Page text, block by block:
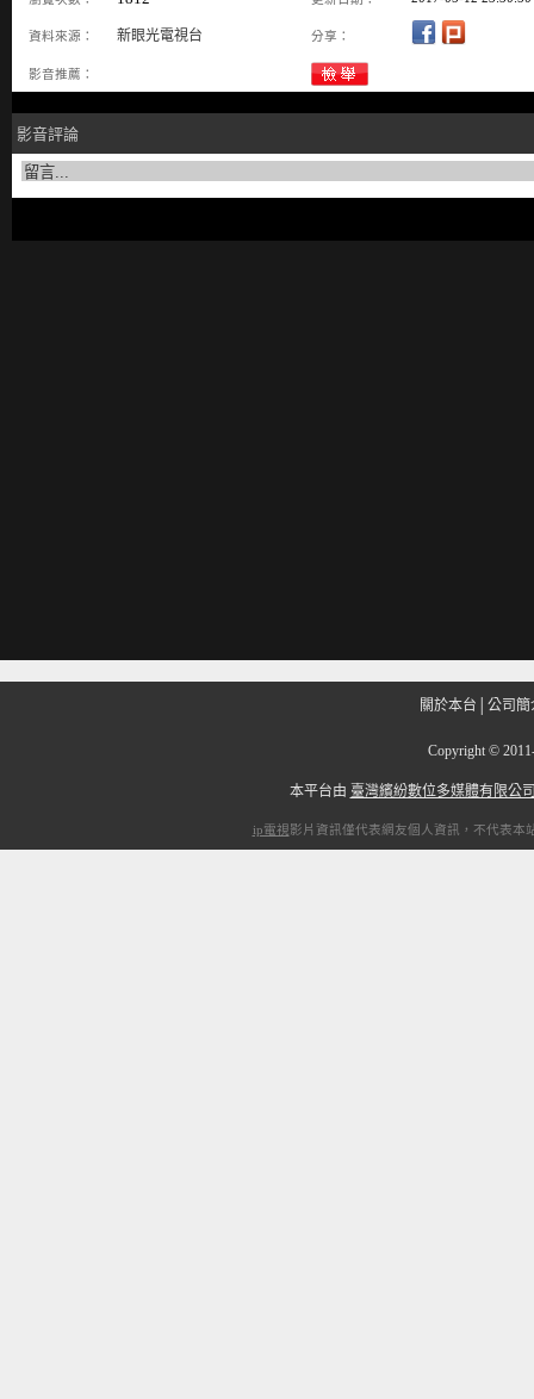
資料來源： 新眼光電視台 分享：
影音推薦：
影音評論
關於本台 公司簡
Copyright ©
本平台由 臺灣繽紛數位多媒體有限公
ip電視影片資訊僅代表網友個人資訊，不代表本